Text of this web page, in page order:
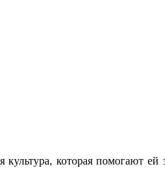
которая помогают